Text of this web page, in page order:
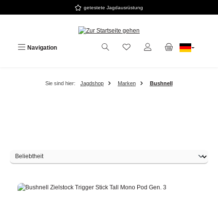
getestete Jagdausrüstung
Navigation
Sie sind hier: Jagdshop Marken Bushnell